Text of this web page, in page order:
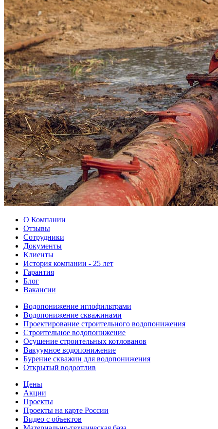
О Компании
Отзывы
Сотрудники
Документы
Клиенты
История компании - 25 лет
Гарантия
Блог
Вакансии
Водопонижение иглофильтрами
Водопонижение скважинами
Проектирование строительного водопонижения
Строительное водопонижение
Осушение строительных котлованов
Вакуумное водопонижение
Бурение скважин для водопонижения
Открытый водоотлив
Цены
Акции
Проекты
Проекты на карте России
Видео с объектов